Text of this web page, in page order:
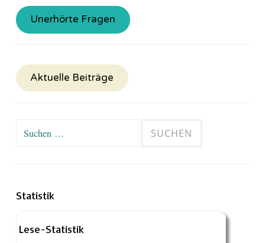
Unerhörte Fragen
Aktuelle Beiträge
Suchen
Statistik
Lese-Statistik